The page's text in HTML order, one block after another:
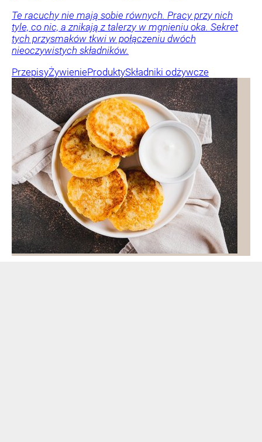
Te racuchy nie mają sobie równych. Pracy przy nich
tyle, co nic, a znikają z talerzy w mgnieniu oka. Sekret
tych przysmaków tkwi w połączeniu dwóch
nieoczywistych składników.
PrzepisyŻywienieProduktySkładniki odżywcze